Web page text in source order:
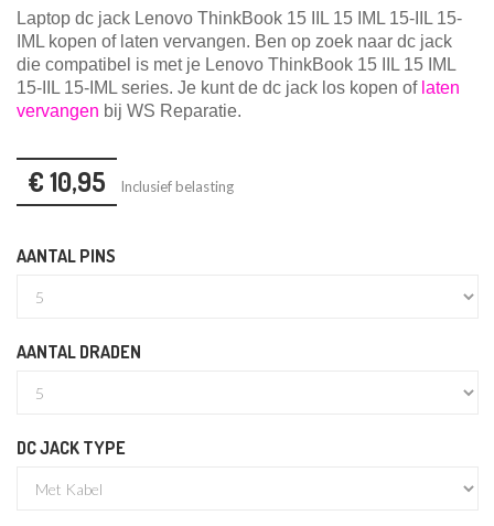
Laptop dc jack Lenovo ThinkBook 15 IIL 15 IML 15-IIL 15-
IML kopen of laten vervangen. Ben op zoek naar dc jack
die compatibel is met je Lenovo ThinkBook 15 IIL 15 IML
15-IIL 15-IMLseries. Je kunt de dc jack los kopen of laten
vervangen bij WS Reparatie.
€ 10,95 Inclusief belasting
AANTAL PINS
AANTAL DRADEN
DC JACK TYPE